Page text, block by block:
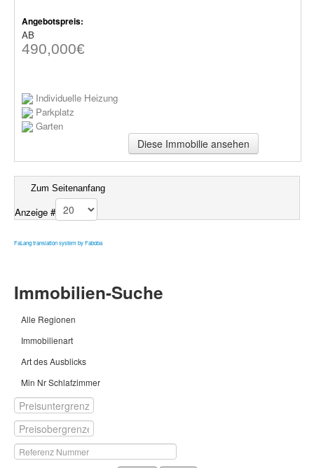
Angebotspreis:
AB
490,000€
Individuelle Heizung
Parkplatz
Garten
Diese Immobilie ansehen
Zum Seitenanfang
Anzeige #
FaLang translation system by Faboba
Immobilien-Suche
Alle Regionen
Immobilienart
Art des Ausblicks
Min Nr Schlafzimmer